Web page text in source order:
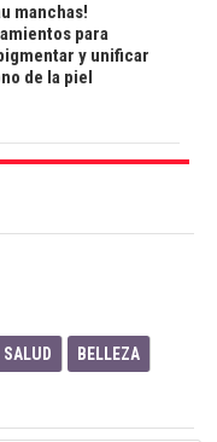
manchas!
para
y unificar
de la piel
SALUD BELLEZA